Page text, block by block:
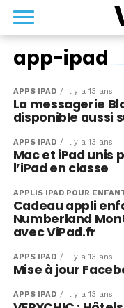
app-ipad
APPS IPAD Il y a 13 ans
La messagerie
disponible aussi
APPS IPAD Il y a 13 ans
Mac et iPad unis
l’iPad en classe
APPLIS IPAD POUR
Cadeau appli
Numberland
avec ViPad.fr
APPS IPAD Il y a 13 ans
Mise à jour
APPS IPAD Il y a 13 ans